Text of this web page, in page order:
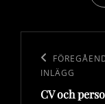
INLÄGG
CV och